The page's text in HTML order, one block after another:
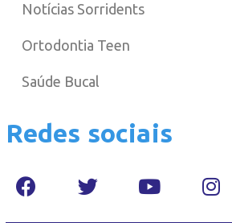
Notícias Sorridents
Ortodontia Teen
Saúde Bucal
Redes sociais